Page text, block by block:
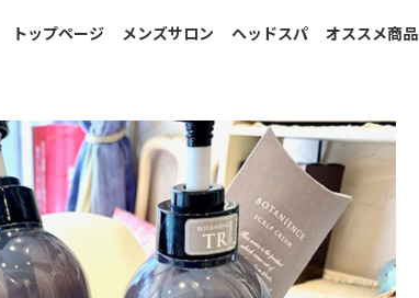
トップページ メンズサロン ヘッドスパ オススメ商品